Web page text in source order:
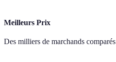
Meilleurs Prix
Des milliers de marchands comparés